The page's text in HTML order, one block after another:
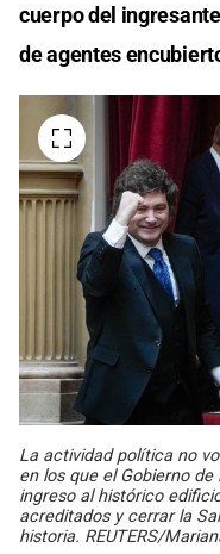
cuerpo del
de agentes
La actividad política no
en los que el Gobierno
ingreso al histórico
acreditados y cerrar la
historia. REUTERS/